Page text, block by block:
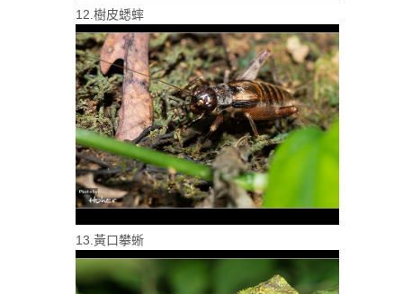
12.樹皮蟋蟀
13.黃口攀蜥